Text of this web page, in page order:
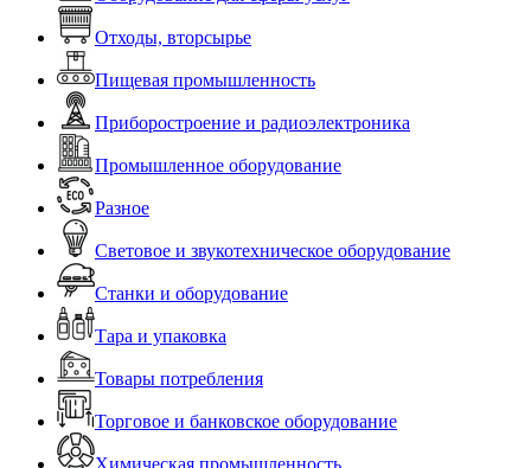
Отходы, вторсырье
Пищевая промышленность
Приборостроение и радиоэлектроника
Промышленное оборудование
Разное
Световое и звукотехническое оборудование
Станки и оборудование
Тара и упаковка
Товары потребления
Торговое и банковское оборудование